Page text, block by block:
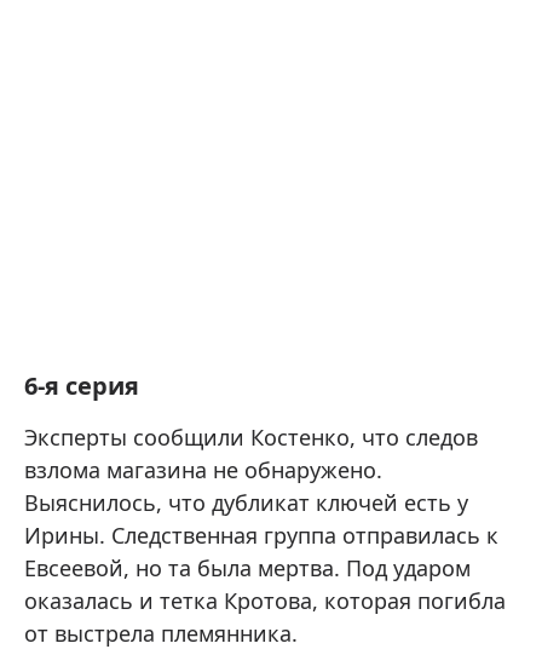
6-я серия
Эксперты сообщили Костенко, что следов
взлома магазина не обнаружено.
Выяснилось, что дубликат ключей есть у
Ирины. Следственная группа отправилась к
Евсеевой, но та была мертва. Под ударом
оказалась и тетка Кротова, которая погибла
от выстрела племянника.